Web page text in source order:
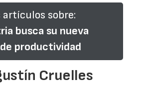
artículos sobre:
busca su nueva
productividad
Cruelles